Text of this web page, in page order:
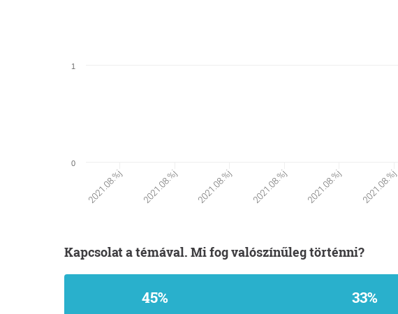
2021.08.%j 2021.08.%j 2021.08.%j 2021.08.%j 2021.08.%j 2021.08.%j
0
1
Kapcsolat a témával. Mi fog valószínűleg történni?
45% 33%